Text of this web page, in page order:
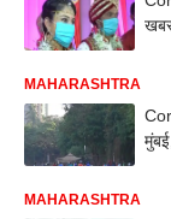
MAHARASHTRA
MAHARASHTRA